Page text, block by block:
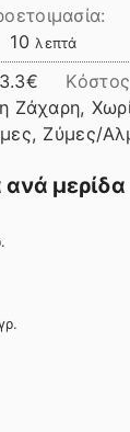
10 λεπτά
λεπτά
Ζάχαρη,
Ζύμες/
ανά μερίδα